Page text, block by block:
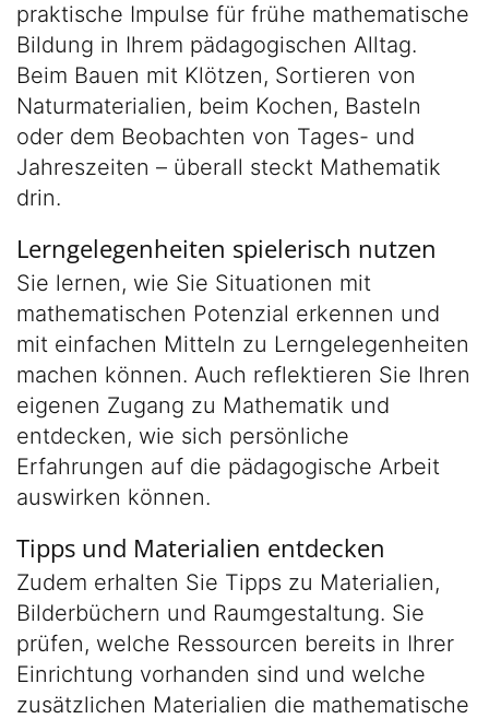
praktische Impulse für frühe mathematische
Bildung in Ihrem pädagogischen Alltag.
Beim Bauen mit Klötzen, Sortieren von
Naturmaterialien, beim Kochen, Basteln
oder dem Beobachten von Tages- und
Jahreszeiten – überall steckt Mathematik
drin.
Lerngelegenheiten spielerisch nutzen
Sie lernen, wie Sie Situationen mit
mathematischen Potenzial erkennen und
mit einfachen Mitteln zu Lerngelegenheiten
machen können. Auch reflektieren Sie Ihren
eigenen Zugang zu Mathematik und
entdecken, wie sich persönliche
Erfahrungen auf die pädagogische Arbeit
auswirken können.
Tipps und Materialien entdecken
Zudem erhalten Sie Tipps zu Materialien,
Bilderbüchern und Raumgestaltung. Sie
prüfen, welche Ressourcen bereits in Ihrer
Einrichtung vorhanden sind und welche
zusätzlichen Materialien die mathematische